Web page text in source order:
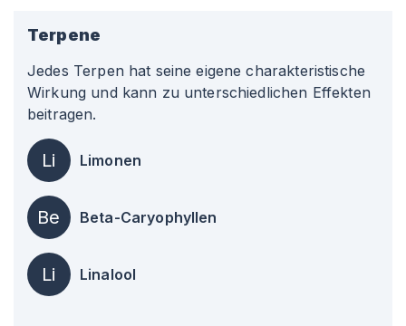
Terpene
Jedes Terpen hat seine eigene charakteristische
Wirkung und kann zu unterschiedlichen Effekten
beitragen.
Li Limonen
Be Beta-Caryophyllen
Li Linalool